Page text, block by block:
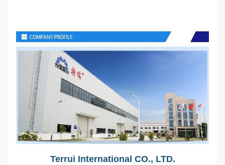
Terrui International CO., LTD.